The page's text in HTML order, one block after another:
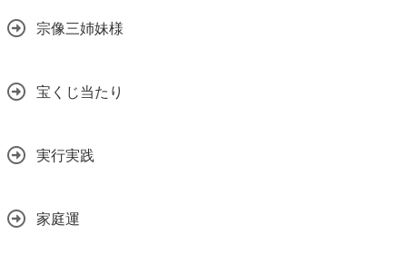
宗像三姉妹様
宝くじ当たり
実行実践
家庭運